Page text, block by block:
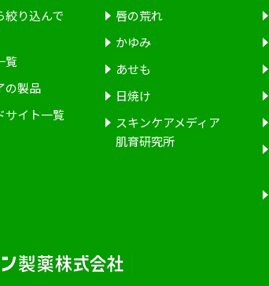
絞り込んで
覧
の製品
サイト一覧
唇の荒れ
かゆみ
あせも
日焼け
スキンケアメディア
肌育研究所